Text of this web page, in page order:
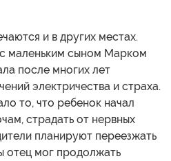
и в других местах.
маленьким сыном Марком
после многих лет
электричества и страха.
то, что ребенок начал
страдать от нервных
планируют переезжать
отец мог продолжать